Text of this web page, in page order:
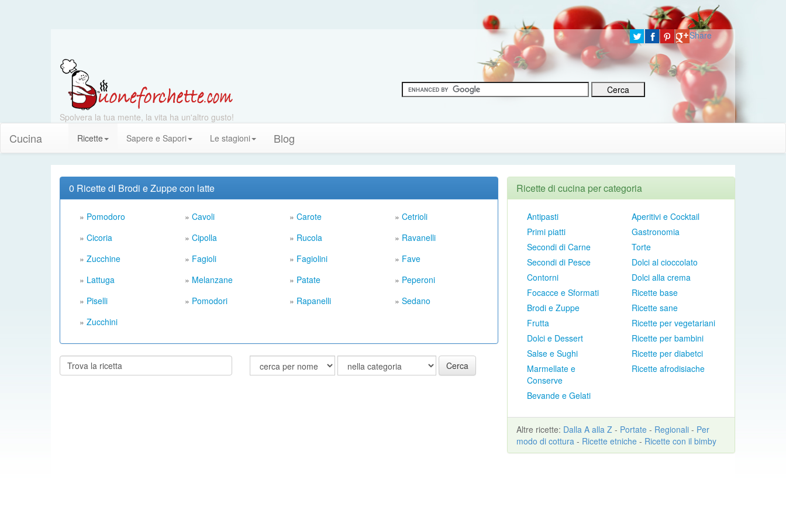
Share
Spolvera la tua mente, la vita ha un'altro gusto!
Cucina Ricette Sapere e Sapori Le stagioni Blog
0 Ricette di Brodi e Zuppe con latte
» Pomodoro » Cavoli » Carote » Cetrioli
» Cicoria » Cipolla » Rucola » Ravanelli
» Zucchine » Fagioli » Fagiolini » Fave
» Lattuga » Melanzane » Patate » Peperoni
» Piselli » Pomodori » Rapanelli » Sedano
» Zucchini
Cerca Cerca
Ricette di cucina per categoria
Antipasti
Primi piatti
Secondi di Carne
Secondi di Pesce
Contorni
Focacce e Sformati
Brodi e Zuppe
Frutta
Dolci e Dessert
Salse e Sughi
Marmellate e
Conserve
Bevande e Gelati
Aperitivi e Cocktail
Gastronomia
Torte
Dolci al cioccolato
Dolci alla crema
Ricette base
Ricette sane
Ricette per vegetariani
Ricette per bambini
Ricette per diabetci
Ricette afrodisiache
Altre ricette: Dalla A alla Z - Portate - Regionali - Per
modo di cottura - Ricette etniche - Ricette con il bimby